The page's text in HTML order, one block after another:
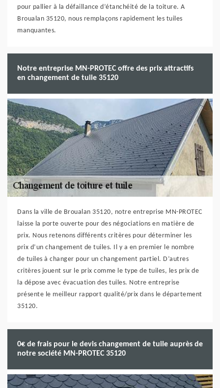
pour pallier à la défaillance d’étanchéité de la toiture. A
Broualan 35120, nous remplaçons rapidement les tuiles
manquantes.
Notre entreprise MN-PROTEC offre des prix attractifs
en changement de tuile 35120
Dans la ville de Broualan 35120, notre entreprise MN-PROTEC
laisse la porte ouverte pour des négociations en matière de
prix. Nous retenons différents critères pour déterminer les
prix d’un changement de tuiles. Il y a en premier le nombre
de tuiles à changer pour un changement partiel. D’autres
critères jouent sur le prix comme le type de tuiles, les prix de
la dépose avec évacuation des tuiles. Notre entreprise
présente le meilleur rapport qualité/prix dans le département
35120.
0€ de frais pour le devis changement de tuile auprès de
notre société MN-PROTEC 35120